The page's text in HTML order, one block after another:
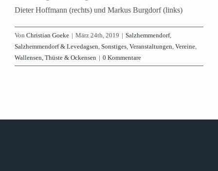
Dieter Hoffmann (rechts) und Markus Burgdorf (links)
Von Christian Goeke | März 24th, 2019 | Salzhemmendorf,
Salzhemmendorf & Levedagsen, Sonstiges, Veranstaltungen, Vereine,
Wallensen, Thüste & Ockensen | 0 Kommentare